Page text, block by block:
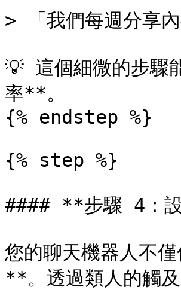
> 「我們每週分享
💡 這個細微的步驟
率**。
{% endstep %}
{% step %}
#### **步驟 4：設
您的聊天機器人不
**。透過類人的觸